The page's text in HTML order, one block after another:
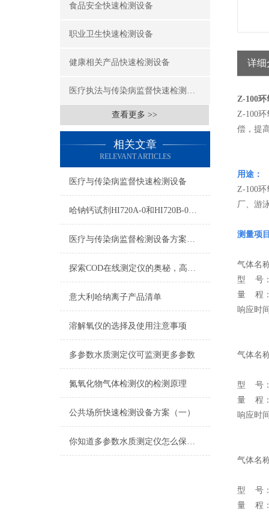
食品安全快速检测设备
职业卫生快速检测设备
健康相关产品快速检测设备
医疗执法与传染病监督快速检测设备
查看更多 >>
相关文章
RELEVANT ARTICLES
医疗与传染病监督快速检测设备
哈钠钙试剂HI720A-0和HI720B-0使用方法
医疗与传染病监督检测设备方案（二）
探索COD在线测定仪的奥秘，高效准确测量，为水处理提供有力支持！
意大利哈纳离子产品清单
溶解氧仪的选择及使用注意事项
多参数水质测定仪可监测更多参数
氮氧化物气体检测仪的检测原理
公共场所快速检测设备方案（一）
你知道多参数水质测定仪怎么保养吗？
详细
Z-100
Z-100
偿，提
用途：
Z-100
厂、游
测量项
气体名
型 号
量 程：
响应时
气体名
型 号
量 程：
响应时
气体名
型 号
量 程：